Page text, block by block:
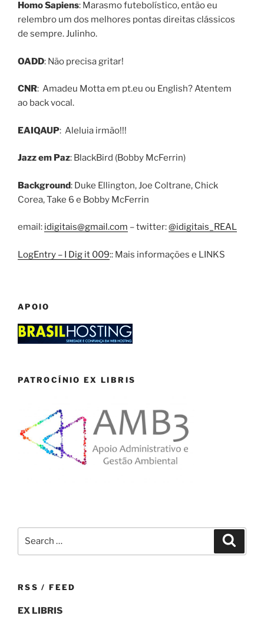
Homo Sapiens: Marasmo futebolístico, então eu
relembro um dos melhores pontas direitas clássicos
de sempre. Julinho.
OADD: Não precisa gritar!
CNR: Amadeu Motta em pt.eu ou English? Atentem
ao back vocal.
EAIQAUP: Aleluia irmão!!!
Jazz em Paz: BlackBird (Bobby McFerrin)
Background: Duke Ellington, Joe Coltrane, Chick
Corea, Take 6 e Bobby McFerrin
email: idigitais@gmail.com – twitter:@idigitais_REAL
LogEntry – I Dig it 009:: Mais informações e LINKS
APOIO
PATROCÍNIO EX LIBRIS
RSS / FEED
EX LIBRIS